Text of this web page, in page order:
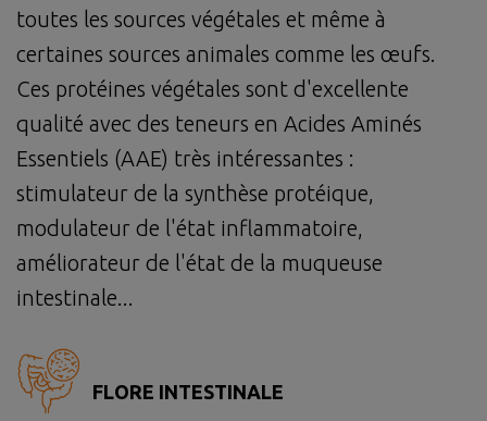
toutes les sources végétales et même à
certaines sources animales comme les œufs.
Ces protéines végétales sont d'excellente
qualité avec des teneurs en Acides Aminés
Essentiels (AAE) très intéressantes :
stimulateur de la synthèse protéique,
modulateur de l'état inflammatoire,
améliorateur de l'état de la muqueuse
intestinale...
FLORE INTESTINALE